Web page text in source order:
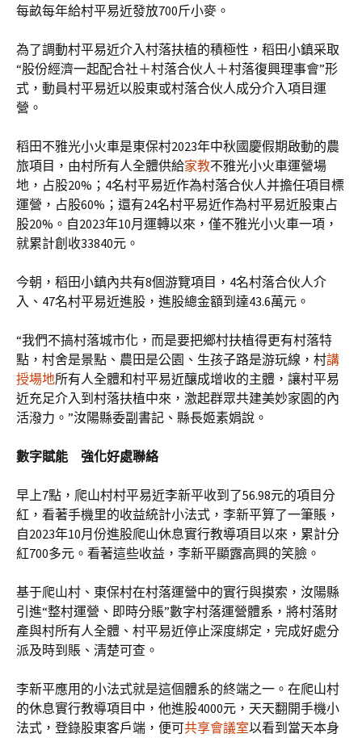
每畝每年給村平易近發放700斤小麥。
為了調動村平易近介入村落扶植的積極性，稻田小鎮采取
“股份經濟一起配合社＋村落合伙人＋村落復興理事會”形
式，動員村平易近以股東或村落合伙人成分介入項目運
營。
稻田不雅光小火車是東保村2023年中秋國慶假期啟動的農
旅項目，由村所有人全體供給家教不雅光小火車運營場
地，占股20%；4名村平易近作為村落合伙人并擔任項目標
運營，占股60%；還有24名村平易近作為村平易近股東占
股20%。自2023年10月運轉以來，僅不雅光小火車一項，
就累計創收33840元。
今朝，稻田小鎮內共有8個游覽項目，4名村落合伙人介
入、47名村平易近進股，進股總金額到達43.6萬元。
“我們不搞村落城市化，而是要把鄉村扶植得更有村落特
點，村舍是景點、農田是公園、生孩子路是游玩線，村講
授場地所有人全體和村平易近釀成增收的主體，讓村平易
近充足介入到村落扶植中來，激起群眾共建美妙家園的內
活潑力。”汝陽縣委副書記、縣長姬素娟說。
數字賦能 強化好處聯絡
早上7點，爬山村村平易近李新平收到了56.98元的項目分
紅，看著手機里的收益統計小法式，李新平算了一筆賬，
自2023年10月份進股爬山休息實行教導項目以來，累計分
紅700多元。看著這些收益，李新平顯露高興的笑臉。
基于爬山村、東保村在村落運營中的實行與摸索，汝陽縣
引進“整村運營、即時分賬”數字村落運營體系，將村落財
產與村所有人全體、村平易近停止深度綁定，完成好處分
派及時到賬、清楚可查。
李新平應用的小法式就是這個體系的終端之一。在爬山村
的休息實行教導項目中，他進股4000元，天天翻開手機小
法式，登錄股東客戶端，便可共享會議室以看到當天本身